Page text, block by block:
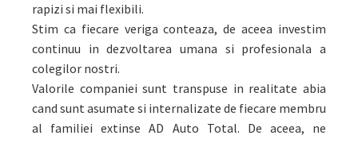
rapizi si mai flexibili.
Stim ca fiecare veriga conteaza, de aceea investim
continuu in dezvoltarea umana si profesionala a
colegilor nostri.
Valorile companiei sunt transpuse in realitate abia
cand sunt asumate si internalizate de fiecare membru
al familiei extinse AD Auto Total. De aceea, ne